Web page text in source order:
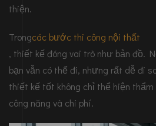
thiện.
Trongcác bước thi công nội thất
, thiết kế đóng vai trò như bản đồ.
bạn vẫn có thể đi, nhưng rất dễ đi
thiết kế tốt không chỉ thể hiện
công năng và chi phí.